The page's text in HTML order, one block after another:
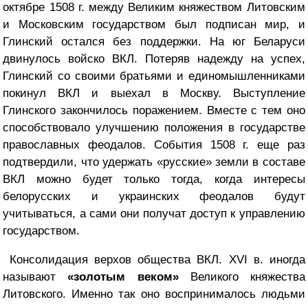
октябре 1508 г. между Великим княжеством Литовским
и Московским государством был подписан мир, и
Глинский остался без поддержки. На юг Беларуси
двинулось войско ВКЛ. Потеряв надежду на успех,
Глинский со своими братьями и единомышленниками
покинул ВКЛ и выехал в Москву. Выступление
Глинского закончилось поражением. Вместе с тем оно
способствовало улучшению положения в государстве
православных феодалов. События 1508 г. еще раз
подтвердили, что удержать «русские» земли в составе
ВКЛ можно будет только тогда, когда интересы
белорусских и украинских феодалов будут
учитываться, а сами они получат доступ к управлению
государством.
Консолидация верхов общества ВКЛ. XVI в. иногда
называют«золотым веком»Великого княжества
Литовского. Именно так оно воспринималось людьми